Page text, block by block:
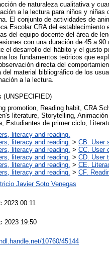
de naturaleza cualitativa y
a la lectura para niños y niñas
El conjunto de actividades de
Escolar CRA del
del equipo docente del área de
con una duración de 45 a
el desarrollo del hábito y el gusto
los fundamentos teóricos que
directa del
material bibliográfico de los
a la lectura.
(UNSPECIFIED)
promotion, Reading habit, CRA
literature, Storytelling,
Estudiantes de primer ciclo,
literacy and reading.
literacy and reading. > CB. User
literacy and reading. > CC. User
literacy and reading. > CD. User
literacy and reading. > CE.
literacy and reading. > CF.
Javier Soto Venegas
2023 00:11
2023 19:50
10760/45144